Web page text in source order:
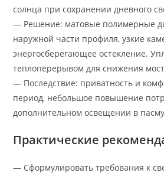
солнца при сохранении дневного
— Решение: матовые полимерные
наружной части профиля, узкие
энергосберегающее остекление.
теплоперерывом для снижения
— Последствие: приватность и
период, небольшое повышение
дополнительном освещении в
Практические
— Сформулировать требования к